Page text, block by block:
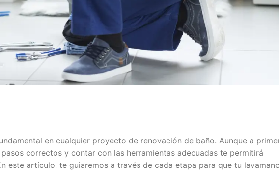
en cualquier proyecto de renovación de baño. Aunque a
correctos y contar con las herramientas adecuadas te permitirá
este artículo, te guiaremos a través de cada etapa para que tu